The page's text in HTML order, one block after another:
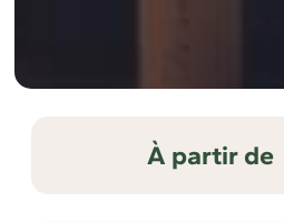
À partir de